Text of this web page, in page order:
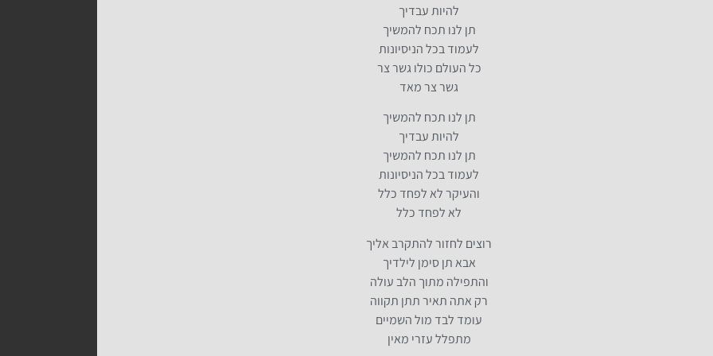
להיות עבדיך
תן לנו תכח להמשיך
לעמוד בכל הניסיונות
כל העולם כולו גשר צר
גשר צר מאד
תן לנו תכח להמשיך
להיות עבדיך
תן לנו תכח להמשיך
לעמוד בכל הניסיונות
והעיקר לא לפחד כלל
לא לפחד כלל
רוצים לחזור להתקרב אליך
אבא תן סימן לילדיך
והתפילה מתוך הלב עולה
רק אתה תאיר תתן תקווה
עומד לבד מול השמיים
מתפלל עזרי מאין